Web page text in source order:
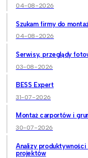
04-08-2026
Szukam firmy do
04-08-2026
Serwisy, przeglądy
03-08-2026
BESS Expert
31-07-2026
Montaż carportów i
30-07-2026
Analizy
projektów